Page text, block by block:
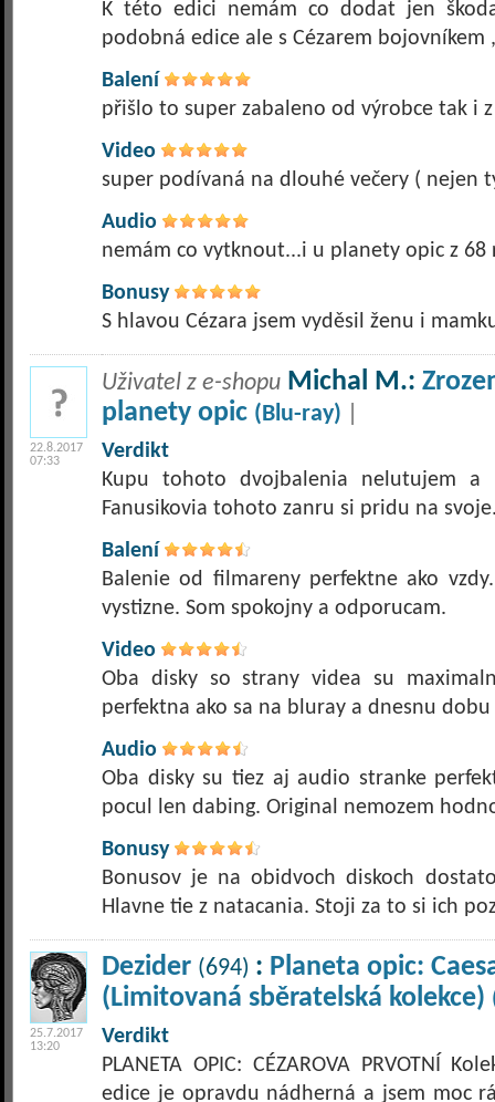
K této edici nemám co dodat jen
podobná edice ale s Cézarem bojovníkem
Balení
přišlo to super zabaleno od výrobce tak i
Video
super podívaná na dlouhé večery ( nejen
Audio
nemám co vytknout...i u planety opic z 68
Bonusy
S hlavou Cézara jsem vyděsil ženu i
22.8.2017
07:33
Uživatel z e-shopu Michal M.:
planety opic (Blu-ray)
Verdikt
Kupu tohoto dvojbalenia nelutujem
Fanusikovia tohoto zanru si pridu na
Balení
Balenie od filmareny perfektne ako
vystizne. Som spokojny a odporucam.
Video
Oba disky so strany videa su
perfektna ako sa na bluray a dnesnu
Audio
Oba disky su tiez aj audio stranke
pocul len dabing. Original nemozem
Bonusy
Bonusov je na obidvoch diskoch
Hlavne tie z natacania. Stoji za to si ich
25.7.2017
13:20
Dezider (694) : Planeta opic:
(Limitovaná sběratelská kolekce)
Verdikt
PLANETA OPIC: CÉZAROVA PRVOTNÍ
edice je opravdu nádherná a jsem moc